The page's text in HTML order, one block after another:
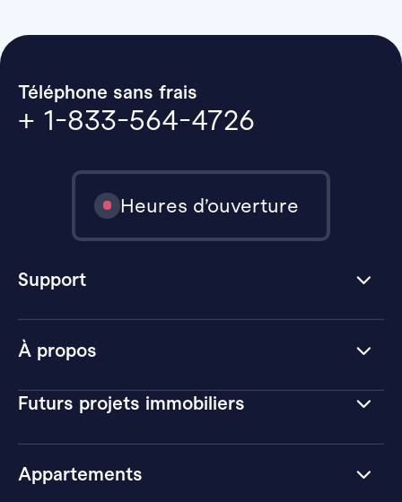
À propos
Futurs projets immobiliers
Appartements
Téléphone sans frais
+ 1-833-564-4726
Heures d’ouverture
Support